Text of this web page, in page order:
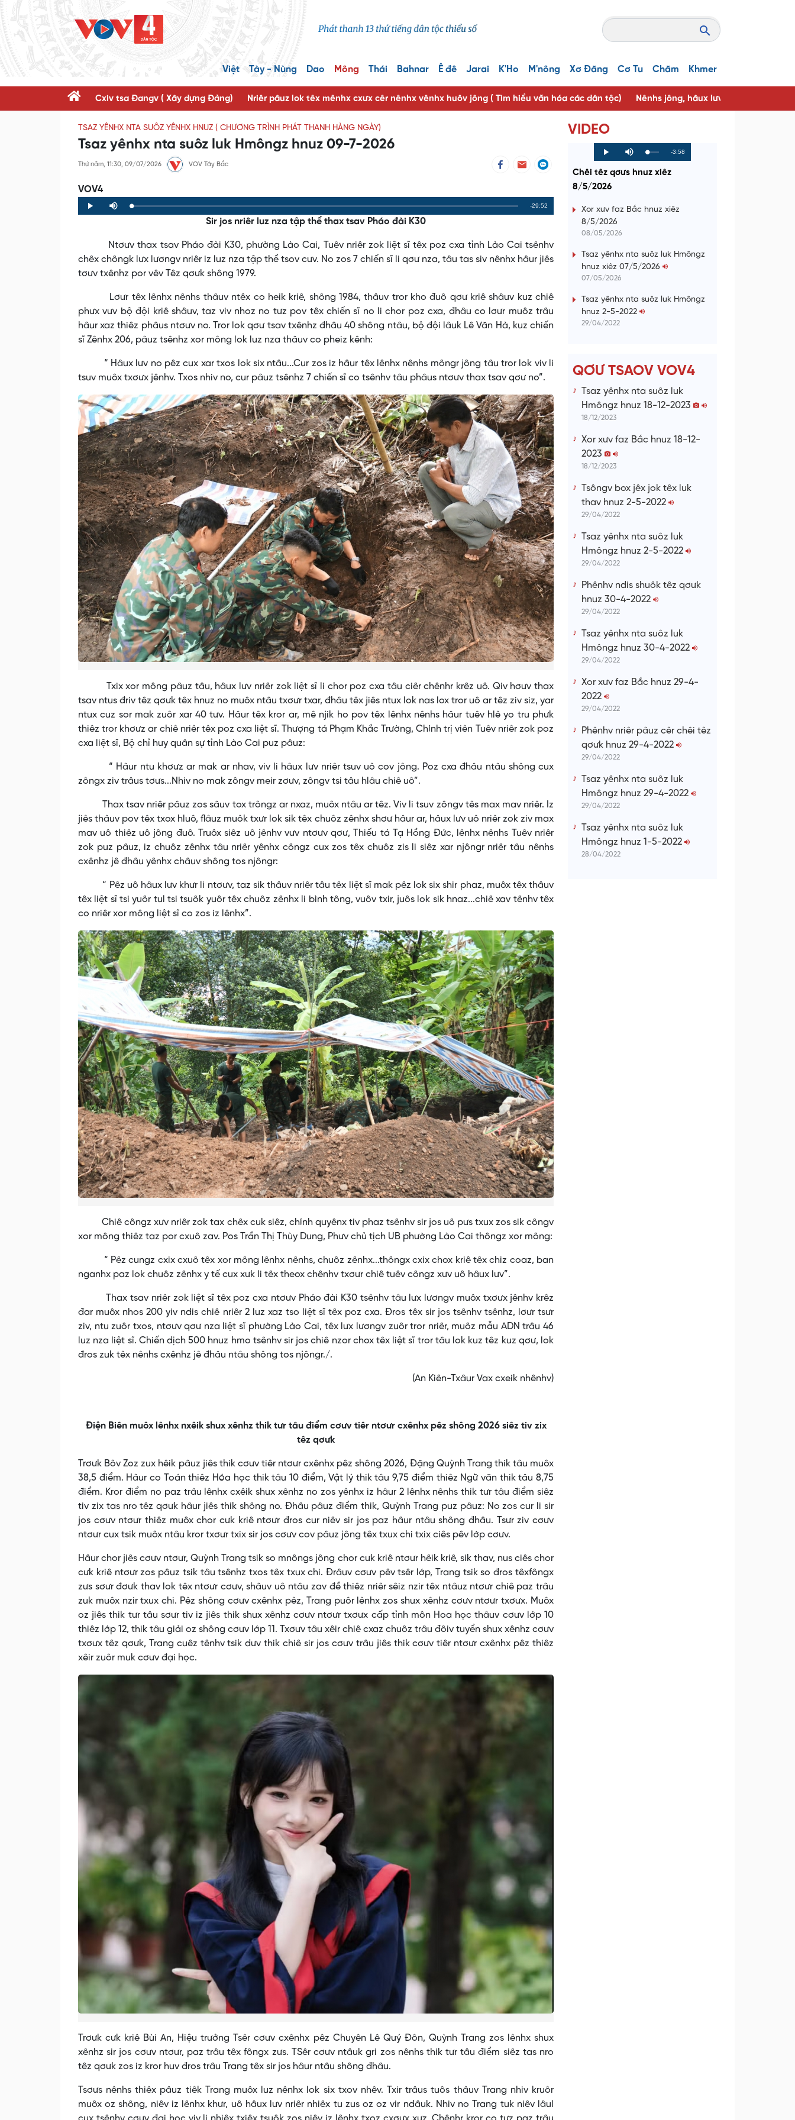
Việt Tày - Nùng Dao Mông Thái Bahnar Ê đê Jarai K'Ho M'nông Xơ Đăng Cơ Tu Chăm Khmer
Cxiv tsa Đangv ( Xây dựng Đảng) Nriêr pâuz lok têx mênhx cxưx cêr nênhx vênhx huôv jông ( Tìm hiểu văn hóa các dân tộc) Nênhs jông, hâux lưv jông ( Người
TSAZ YÊNHX NTA SUÔZ YÊNHX HNUZ ( CHƯƠNG TRÌNH PHÁT THANH HÀNG NGÀY)
Tsaz yênhx nta suôz luk Hmôngz hnuz 09-7-2026
Thứ năm, 11:30, 09/07/2026 VOV Tây Bắc
VOV4
Play Mute Loaded:
0%
Progress:
0%
Remaining
-29:52
Sir jos nriêr luz nza tập thể thax tsav Pháo đài K30
Ntơưv thax tsav Pháo đài K30, phường Lào Cai, Tuêv nriêr zok liệt sĩ têx poz cxa tỉnh Lào Cai tsênhv
chêx chôngk lưx lươngv nriêr iz luz nza tập thể tsov cưv. No zos 7 chiến sĩ li qơư nza, tâu tas siv nênhx hâur jiês
tơưv txênhz por vêv Têz qơưk shông 1979.
Lơưr têx lênhx nênhs thâuv ntêx co heik kriê, shông 1984, thâuv tror kho đuô qơư kriê shâuv kuz chiê
phưx vưv bộ đội kriê shâuv, taz viv nhoz no tưz pov têx chiến sĩ no li chor poz cxa, đhâu co lơưr muôz trâu
hâur xaz thiêz phâus ntơưv no. Tror lok qơư tsav txênhz đhâu 40 shông ntâu, bộ đội lâuk Lê Văn Hà, kuz chiến
sĩ Zênhx 206, pâuz tsênhz xor mông lok luz nza thâuv co pheiz kênh:
“ Hâux lưv no pêz cux xar txos lok six ntâu...Cur zos iz hâur têx lênhx nênhs môngr jông tâu tror lok viv li
tsuv muôx txơưx jênhv. Txos nhiv no, cur pâuz tsênhz 7 chiến sĩ co tsênhv tâu phâus ntơưv thax tsav qơư no”.
Txix xor mông pâuz tâu, hâux lưv nriêr zok liệt sĩ li chor poz cxa tâu ciêr chênhr krêz uô. Qiv hơưv thax
tsav ntus đriv têz qơưk têx hnuz no muôx ntâu txơưr txar, đhâu têx jiês ntux lok nas lox tror uô ar têz ziv siz, yar
ntux cuz sor mak zuôr xar 40 tưv. Hâur têx kror ar, mê njik ho pov têx lênhx nênhs hâur tuêv hlê yo tru phưk
thiêz tror khơưz ar chiê nriêr têx poz cxa liệt sĩ. Thượng tá Phạm Khắc Trường, Chính trị viên Tuêv nriêr zok poz
cxa liệt sĩ, Bộ chỉ huy quân sự tỉnh Lào Cai puz pâuz:
“ Hâur ntu khơưz ar mak ar nhav, viv li hâux lưv nriêr tsuv uô cov jông. Poz cxa đhâu ntâu shông cux
zôngx ziv trâus tơưs...Nhiv no mak zôngv meir zơưv, zôngv tsi tâu hlâu chiê uô”.
Thax tsav nriêr pâuz zos sâuv tox trôngz ar nxaz, muôx ntâu ar têz. Viv li tsuv zôngv tês max mav nriêr. Iz
jiês thâuv pov têx txox hluô, flâuz muôk txưr lok sik têx chuôz zênhx shơư hâur ar, hâux lưv uô nriêr zok ziv max
mav uô thiêz uô jông đuô. Truôx siêz uô jênhv vưv ntơưv qơư, Thiếu tá Tạ Hồng Đức, lênhx nênhs Tuêv nriêr
zok puz pâuz, iz chuôz zênhx tâu nriêr yênhx côngz cux zos têx chuôz zis li siêz xar njôngr nriêr tâu nênhs
cxênhz jê đhâu yênhx châuv shông tos njôngr:
“ Pêz uô hâux lưv khưr li ntơưv, taz sik thâuv nriêr tâu têx liệt sĩ mak pêz lok six shir phaz, muôx têx thâuv
têx liệt sĩ tsi yuôr tul tsi tsuôk yuôr têx chuôz zênhx li bình tông, vuôv txir, juôs lok sik hnaz...chiê xav tênhv têx
co nriêr xor mông liệt sĩ co zos iz lênhx”.
Chiê côngz xưv nriêr zok tax chêx cuk siêz, chính quyênx tiv phaz tsênhv sir jos uô pưs txux zos sik côngv
xor mông thiêz taz por cxuô zav. Pos Trần Thị Thùy Dung, Phưv chủ tịch UB phường Lào Cai thôngz xor mông:
“ Pêz cungz cxix cxuô têx xor mông lênhx nênhs, chuôz zênhx...thôngx cxix chox kriê têx chiz coaz, ban
nganhx paz lok chuôz zênhx y tế cux xưk li têx theox chênhv txơưr chiê tuêv côngz xưv uô hâux lưv”.
Thax tsav nriêr zok liệt sĩ têx poz cxa ntơưv Pháo đài K30 tsênhv tâu lưx lươngv muôx txơưx jênhv krêz
đar muôx nhos 200 yiv ndis chiê nriêr 2 luz xaz tso liệt sĩ têx poz cxa. Đros têx sir jos tsênhv tsênhz, lơưr tsưr
ziv, ntu zuôr txos, ntơưv qơư nza liệt sĩ phường Lào Cai, têx lưx lươngv zuôr tror nriêr, muôz mẫu ADN trâu 46
luz nza liệt sĩ. Chiến dịch 500 hnuz hmo tsênhv sir jos chiê nzor chox têx liệt sĩ tror tâu lok kuz têz kuz qơư, lok
đros zuk têx nênhs cxênhz jê đhâu ntâu shông tos njôngr./.
(An Kiên-Txâur Vax cxeik nhênhv)
Điện Biên muôx lênhx nxêik shux xênhz thik tưr tâu điểm cơưv tiêr ntơưr cxênhx pêz shông 2026 siêz tiv zix
têz qơưk
Trơưk Bôv Zoz zux hêik pâuz jiês thik cơưv tiêr ntơưr cxênhx pêz shông 2026, Đặng Quỳnh Trang thik tâu muôx
38,5 điểm. Hâur co Toán thiêz Hóa học thik tâu 10 điểm, Vật lý thik tâu 9,75 điểm thiêz Ngữ văn thik tâu 8,75
điểm. Kror điểm no paz trâu lênhx cxêik shux xênhz no zos yênhx iz hâur 2 lênhx nênhs thik tưr tâu điểm siêz
tiv zix tas nro têz qơưk hâur jiês thik shông no. Đhâu pâuz điểm thik, Quỳnh Trang puz pâuz: No zos cur li sir
jos cơưv ntơưr thiêz muôx chor cưk kriê ntơưr đros cur niêv sir jos paz hâur ntâu shông đhâu. Tsưr ziv cơưv
ntơưr cux tsik muôx ntâu kror txơưr txix sir jos cơưv cov pâuz jông têx txux chi txix ciês pêv lớp cơưv.
Hâur chor jiês cơưv ntơưr, Quỳnh Trang tsik so mnôngs jông chor cưk kriê ntơưr hêik kriê, sik thav, nus ciês chor
cưk kriê ntơưr zos pâuz tsik tâu tsênhz txos têx txux chi. Đrâuv cơưv pêv tsêr lớp, Trang tsik so đros têxfôngx
zưs sơưr đơưk thav lok têx ntơưr cơưv, shâuv uô ntâu zav đề thiêz nriêr sêiz nzir têx ntâuz ntơưr chiê paz trâu
zuk muôx nzir txux chi. Pêz shông cơưv cxênhx pêz, Trang puôr lênhx zos shux xênhz cơưv ntơưr txơưx. Muôx
oz jiês thik tưr tâu sơưr tiv iz jiês thik shux xênhz cơưv ntơưr txơưx cấp tỉnh môn Hoa học thâuv cơưv lớp 10
thiêz lớp 12, thik tâu giải oz shông cơưv lớp 11. Txơưv tâu xêir chiê cxaz chuôz trâu đôiv tuyển shux xênhz cơưv
txơưx têz qơưk, Trang cuêz tênhv tsik dưv thik chiê sir jos cơưv trâu jiês thik cơưv tiêr ntơưr cxênhx pêz thiêz
xêir zuôr muk cơưv đại học.
Trơưk cưk kriê Bùi An, Hiệu trưởng Tsêr cơưv cxênhx pêz Chuyên Lê Quý Đôn, Quỳnh Trang zos lênhx shux
xênhz sir jos cơưv ntơưr, paz trâu têx fôngx zưs. TSêr cơưv ntâuk gri zos nênhs thik tưr tâu điểm siêz tas nro
têz qơưk zos iz kror huv đros trâu Trang têx sir jos hâur ntâu shông đhâu.
Tsơưs nênhs thiêx pâuz tiêk Trang muôx luz nênhx lok six txov nhêv. Txir trâus tuôs thâuv Trang nhiv kruôr
muôx oz shông, niêv iz lênhx khưr, uô hâux lưv nriêr nhiêx tu zus oz oz vir ndâuk. Nhiv no Trang tuk niêv lâul
VIDEO
P
l
y
M
u
e
L
o
d
P
r
g
0
%
R
e
a
i
e
-3:58
Chêi têz qơưs hnuz xiêz
8/5/2026
Xor xưv faz Bắc hnuz xiêz
8/5/2026
08/05/2026
Tsaz yênhx nta suôz luk Hmôngz
hnuz xiêz 07/5/2026
07/05/2026
Tsaz yênhx nta suôz luk Hmôngz
hnuz 2-5-2022
29/04/2022
QƠƯ TSAOV VOV4
Tsaz yênhx nta suôz luk
Hmôngz hnuz 18-12-2023
18/12/2023
Xor xưv faz Bắc hnuz 18-12-
2023
18/12/2023
Tsôngv box jêx jok têx luk
thav hnuz 2-5-2022
29/04/2022
Tsaz yênhx nta suôz luk
Hmôngz hnuz 2-5-2022
29/04/2022
Phênhv ndis shuôk têz qơưk
hnuz 30-4-2022
29/04/2022
Tsaz yênhx nta suôz luk
Hmôngz hnuz 30-4-2022
29/04/2022
Xor xưv faz Bắc hnuz 29-4-
2022
29/04/2022
Phênhv nriêr pâuz cêr chêi têz
qơưk hnuz 29-4-2022
29/04/2022
Tsaz yênhx nta suôz luk
Hmôngz hnuz 29-4-2022
29/04/2022
Tsaz yênhx nta suôz luk
Hmôngz hnuz 1-5-2022
28/04/2022